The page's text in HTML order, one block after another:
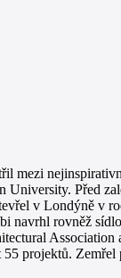
mezi
University. Před
v Londýně v
navrhl rovněž
Association
projektů. Zemřel